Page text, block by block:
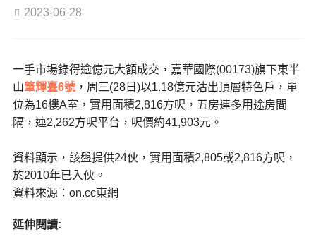
2023-06-28
一手市場錄得逾億元大額成交，嘉華國際(00173)旗下東半
山肇輝臺6號，周三(28日)以1.18億元沽出頂層特色戶，單
位為16樓A室，實用面積2,816方呎，五房連多用途房間
隔，連2,262方呎平台，呎價約41,903元。
資料顯示，該盤提供24伙，實用面積2,805或2,816方呎，
於2010年已入伙。
資料來源：on.cc東網
延伸閱讀: